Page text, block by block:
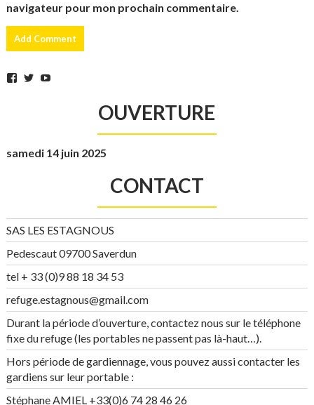
navigateur pour mon prochain commentaire.
Facebook
TwitterYouTube
OUVERTURE
samedi 14 juin 2025
CONTACT
SAS LES ESTAGNOUS
Pedescaut 09700 Saverdun
tel + 33 (0)9 88 18 34 53
refuge.estagnous@gmail.com
Durant la période d’ouverture, contactez nous sur le téléphone
fixe du refuge (les portables ne passent pas là-haut…).
Hors période de gardiennage, vous pouvez aussi contacter les
gardiens sur leur portable :
Stéphane AMIEL +33(0)6 74 28 46 26